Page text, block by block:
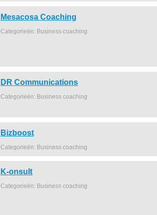
Mesacosa Coaching
Categorieën: Business coaching
DR Communications
Categorieën: Business coaching
Bizboost
Categorieën: Business coaching
K-onsult
Categorieën: Business coaching